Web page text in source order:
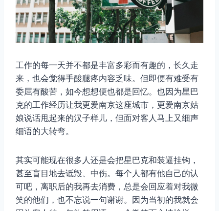
工作的每一天并不都是丰富多彩而有趣的，长久走
来，也会觉得手酸腿疼内容乏味。但即便有难受有
委屈有酸苦，如今想想便也都是回忆。也因为星巴
克的工作经历让我更爱南京这座城市，更爱南京姑
娘说话甩起来的汉子样儿，但面对客人马上又细声
细语的大转弯。
其实可能现在很多人还是会把星巴克和装逼挂钩，
甚至盲目地去诋毁、中伤。每个人都有他自己的认
可吧，离职后的我再去消费，总是会回应着对我微
笑的他们，也不忘说一句谢谢。因为当初的我就会